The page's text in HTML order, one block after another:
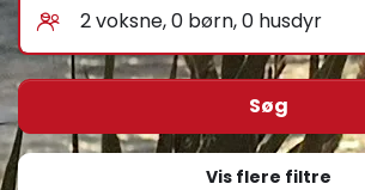
Vis flere filtre